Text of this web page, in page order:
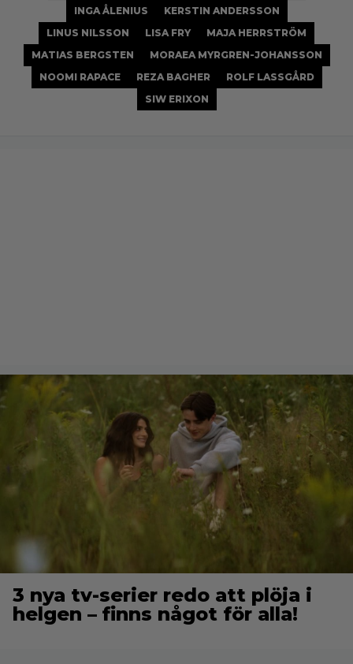
INGA ÅLENIUS
KERSTIN ANDERSSON
LINUS NILSSON
LISA FRY
MAJA HERRSTRÖM
MATIAS BERGSTEN
MORAEA MYRGREN-JOHANSSON
NOOMI RAPACE
REZA BAGHER
ROLF LASSGÅRD
SIW ERIXON
3 nya tv-serier redo att plöja i
helgen – finns något för alla!